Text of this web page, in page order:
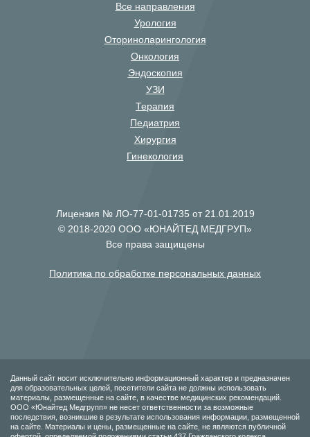
Все направления
Урология
Оториноларингология
Онкология
Эндоскопия
УЗИ
Терапия
Педиатрия
Хирургия
Гинекология
Лицензия № ЛО-77-01-01735 от 21.01.2019
© 2018-2020 ООО «ЮНАЙТЕД МЕДГРУП»
Все права защищены
Политика по обработке персональных данных
Данный сайт носит исключительно информационный характер и предназначен
для образовательных целей, посетители сайта не должны использовать
материалы, размещенные на сайте, в качестве медицинских рекомендаций.
ООО «Юнайтед Медгрупп» не несет ответственности за возможные
последствия, возникшие в результате использования информации, размещенной
на сайте. Материалы и цены, размещенные на сайте, не являются публичной